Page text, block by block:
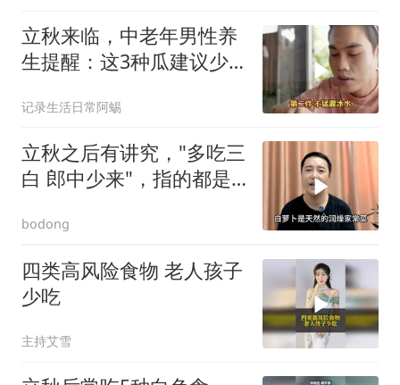
立秋来临，中老年男性养
生提醒：这3种瓜建议少
记录生活日常阿蜴
立秋之后有讲究，"多吃三
白 郎中少来"，指的都是
bodong
四类高风险食物 老人孩子
少吃
主持艾雪